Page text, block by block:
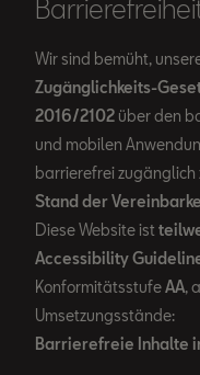
Wir sind bemüht,
Zugänglichkeits-
2016/2102 über den
und mobilen
barrierefrei zugänglich
Stand der
Diese Website ist
Accessibility
KonformitätsstufeAA,
Umsetzungsstände:
Barrierefreie Inhalte